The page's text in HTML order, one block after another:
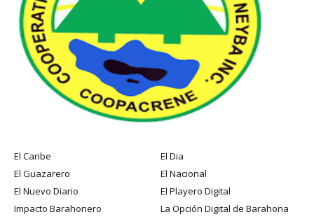
El Caribe
El Dia
El Guazarero
El Nacional
El Nuevo Diario
El Playero Digital
Impacto Barahonero
La Opción Digital de Barahona